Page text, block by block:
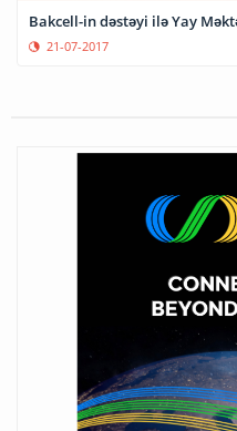
Bakcell-in dəstəyi ilə Yay
21-07-2017